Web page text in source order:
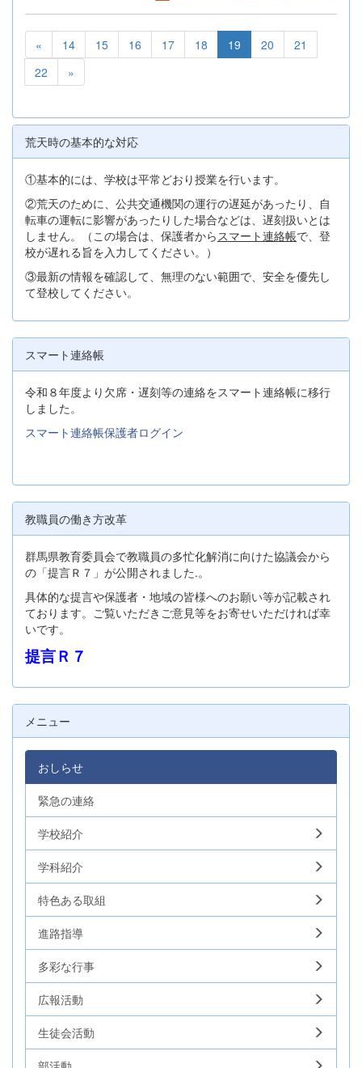
« 14 15 16 17 18 19 20
21
22
»
荒天時の基本的な対応
①基本的には、学校は平常どおり授業を行います。
②荒天のために、公共交通機関の運行の遅延があったり、自
転車の運転に影響があったりした場合などは、遅刻扱いとは
しません。（この場合は、保護者から スマート連絡帳で、登
校が遅れる旨を入力してください。）
③最新の情報を確認して、無理のない範囲で、安全を優先し
て登校してください。
スマート連絡帳
令和８年度より欠席・遅刻等の連絡をスマート連絡帳に移行
しました。
スマート連絡帳保護者ログイン
教職員の働き方改革
群馬県教育委員会で教職員の多忙化解消に向けた協議会から
の「提言Ｒ７」が公開されました.。
具体的な提言や保護者・地域の皆様へのお願い等が記載され
ております。ご覧いただきご意見等をお寄せいただければ幸
いです。
提言Ｒ７
メニュー
おしらせ
緊急の連絡
学校紹介
学科紹介
特色ある取組
進路指導
多彩な行事
広報活動
生徒会活動